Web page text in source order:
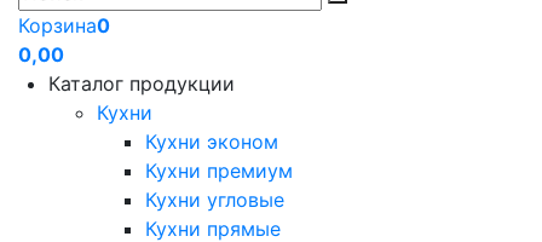
Корзина0
0,00
Каталог продукции
Кухни
Кухни эконом
Кухни премиум
Кухни угловые
Кухни прямые